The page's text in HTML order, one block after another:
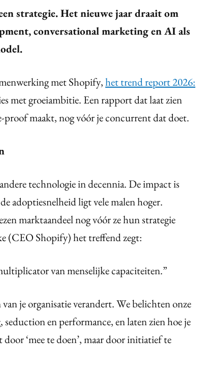
strategie. Het nieuwe jaar draait om
conversational marketing en AI als
met Shopify,het trend report 2026:
met groeiambitie. Een rapport dat laat zien
proof maakt, nog vóór je concurrent dat doet.
technologie in decennia. De impact is
adoptiesnelheid ligt vele malen hoger.
marktaandeel nog vóór ze hun strategie
(CEO Shopify) het treffend zegt:
van menselijke capaciteiten.”
je organisatie verandert. We belichten onze
seduction en performance, en laten zien hoe je
‘mee te doen’, maar door initiatief te